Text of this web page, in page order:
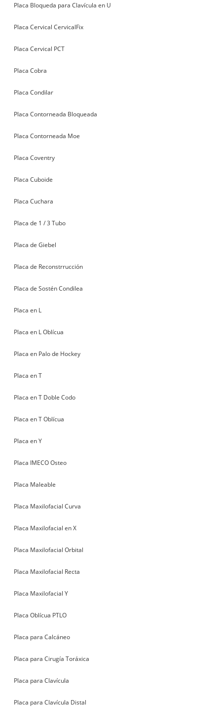
Placa Bloqueda para Clavícula en U
Placa Cervical CervicalFix
Placa Cervical PCT
Placa Cobra
Placa Condilar
Placa Contorneada Bloqueada
Placa Contorneada Moe
Placa Coventry
Placa Cuboide
Placa Cuchara
Placa de 1 / 3 Tubo
Placa de Giebel
Placa de Reconstrrucción
Placa de Sostén Condilea
Placa en L
Placa en L Oblícua
Placa en Palo de Hockey
Placa en T
Placa en T Doble Codo
Placa en T Oblícua
Placa en Y
Placa IMECO Osteo
Placa Maleable
Placa Maxilofacial Curva
Placa Maxilofacial en X
Placa Maxilofacial Orbital
Placa Maxilofacial Recta
Placa Maxilofacial Y
Placa Oblícua PTLO
Placa para Calcáneo
Placa para Cirugía Toráxica
Placa para Clavícula
Placa para Clavícula Distal